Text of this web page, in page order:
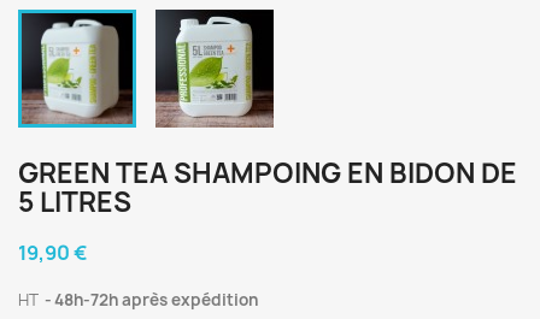
GREEN TEA SHAMPOING EN BIDON DE
5 LITRES
19,90 €
HT 48h-72h après expédition